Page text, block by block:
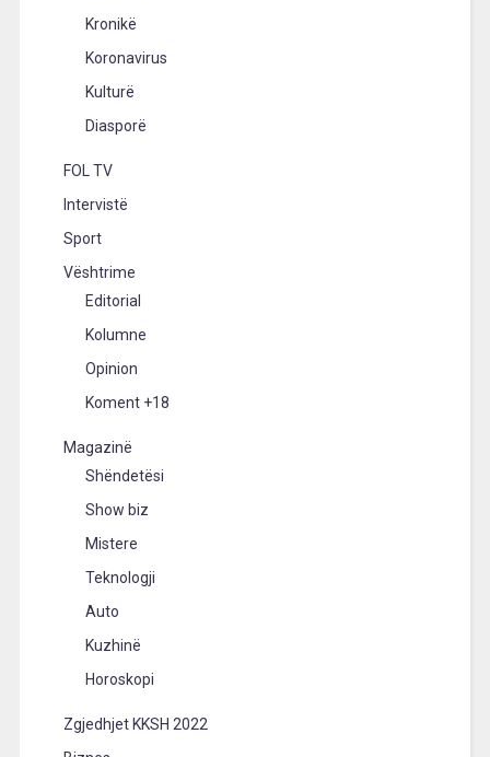
Kronikë
Koronavirus
Kulturë
Diasporë
FOL TV
Intervistë
Sport
Vështrime
Editorial
Kolumne
Opinion
Koment +18
Magazinë
Shëndetësi
Show biz
Mistere
Teknologji
Auto
Kuzhinë
Horoskopi
Zgjedhjet KKSH 2022